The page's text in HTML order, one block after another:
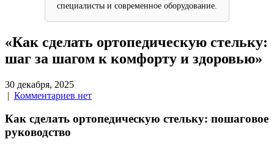
специалисты и современное оборудование.
«Как сделать ортопедическую стельку:
шаг за шагом к комфорту и здоровью»
30 декабря, 2025
| Комментариев нет
Как сделать ортопедическую стельку: пошаговое
руководство